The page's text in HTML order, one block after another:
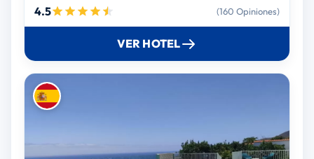
4.5 (160 Opiniones)
VER HOTEL